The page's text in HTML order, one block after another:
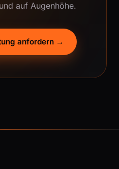
auf Augenhöhe.
anfordern →